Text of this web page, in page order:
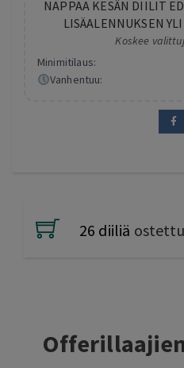
NAPPAA KESÄN DIILIT
LISÄALENNUKSEN
Koskee
Minimitilaus:
Vanhentuu:
26 diiliä ostettu